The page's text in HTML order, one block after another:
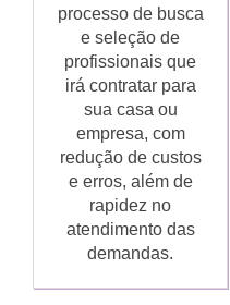
processo de busca
e seleção de
profissionais que
irá contratar para
sua casa ou
empresa, com
redução de custos
e erros, além de
rapidez no
atendimento das
demandas.